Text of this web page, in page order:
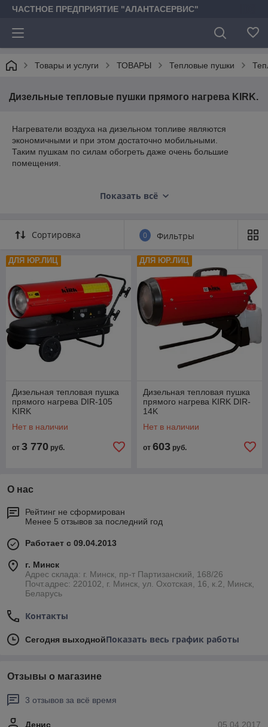
ЧАСТНОЕ ПРЕДПРИЯТИЕ "АЛАНТАСЕРВИС"
Товары и услуги ТОВАРЫ Тепловые пушки
Дизельные тепловые пушки прямого нагрева KIRK.
Нагреватели воздуха на дизельном топливе являются
экономичными и при этом достаточно мобильными.
Таким пушкам по силам обогреть даже очень большие
помещения.
сгорания, поэтому пушки данного вида предназначены для
помещениях. Дизельные пушки прямого нагрева пользуются
большой популярностью при проведении строительных и
ремонтоотделочных работ, сушке штукатурки и шпатлевки, а
также для поддержания комфортной температуры в
Показать всё
Сортировка 0 Фильтры
ДЛЯ ЮР.ЛИЦ
Дизельная тепловая пушка
прямого нагрева DIR-105
KIRK
Нет в наличии
от 3 770 руб.
ДЛЯ ЮР.ЛИЦ
Дизельная тепловая пушка
прямого нагрева KIRK DIR-
14K
Нет в наличии
от 603 руб.
О нас
Рейтинг не сформирован
Менее 5 отзывов за последний год
Работает с 09.04.2013
г. Минск
Адрес склада: г. Минск, пр-т Партизанский, 168/26
Почт.адрес: 220102, г. Минск, ул. Охотская, 16, к.2, Минск,
Беларусь
Контакты
Сегодня выходнойПоказать весь график работы
Отзывы о магазине
3 отзывов за всё время
05.04.2017
Денис